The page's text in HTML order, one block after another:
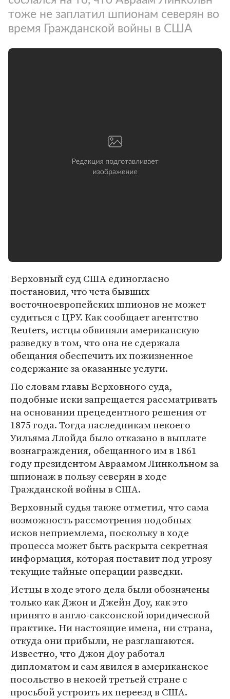
тоже не заплатил шпионам северян во
время Гражданской войны в США
Верховный суд США единогласно
постановил, что чета бывших
восточноевропейских шпионов не может
судиться с ЦРУ. Как сообщает агентство
Reuters, истцы обвиняли американскую
разведку в том, что она не сдержала
обещания обеспечить их пожизненное
содержание за оказанные услуги.
По словам главы Верховного суда,
подобные иски запрещается рассматривать
на основании прецедентного решения от
1875 года. Тогда наследникам некоего
Уильяма Ллойда было отказано в выплате
вознаграждения, обещанного им в 1861
году президентом Авраамом Линкольном за
шпионаж в пользу северян в ходе
Гражданской войны в США.
Верховный судья также отметил, что сама
возможность рассмотрения подобных
исков неприемлема, поскольку в ходе
процесса может быть раскрыта секретная
информация, которая поставит под угрозу
текущие тайные операции разведки.
Истцы в ходе этого дела были обозначены
только как Джон и Джейн Доу, как это
принято в англо-саксонской юридической
практике. Ни настоящие имена, ни страна,
откуда они прибыли, не разглашаются.
Известно, что Джон Доу работал
дипломатом и сам явился в американское
посольство в некоей третьей стране с
просьбой устроить их переезд в США.